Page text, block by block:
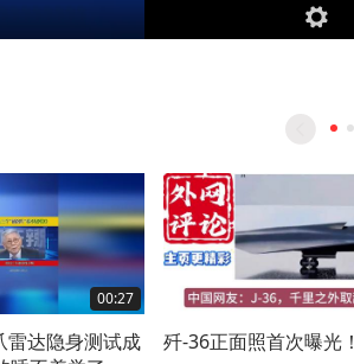
00:27
雷达隐身测试成
歼-36正面照首次曝光！